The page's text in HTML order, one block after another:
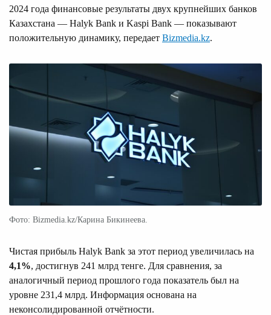
2024 года финансовые результаты двух крупнейших банков
Казахстана — Halyk Bank и Kaspi Bank — показывают
положительную динамику, передает Bizmedia.kz.
Фото: Bizmedia.kz/Карина Бикинеева.
Чистая прибыль Halyk Bank за этот период увеличилась на
4,1%, достигнув 241 млрд тенге. Для сравнения, за
аналогичный период прошлого года показатель был на
уровне 231,4 млрд. Информация основана на
неконсолидированной отчётности.